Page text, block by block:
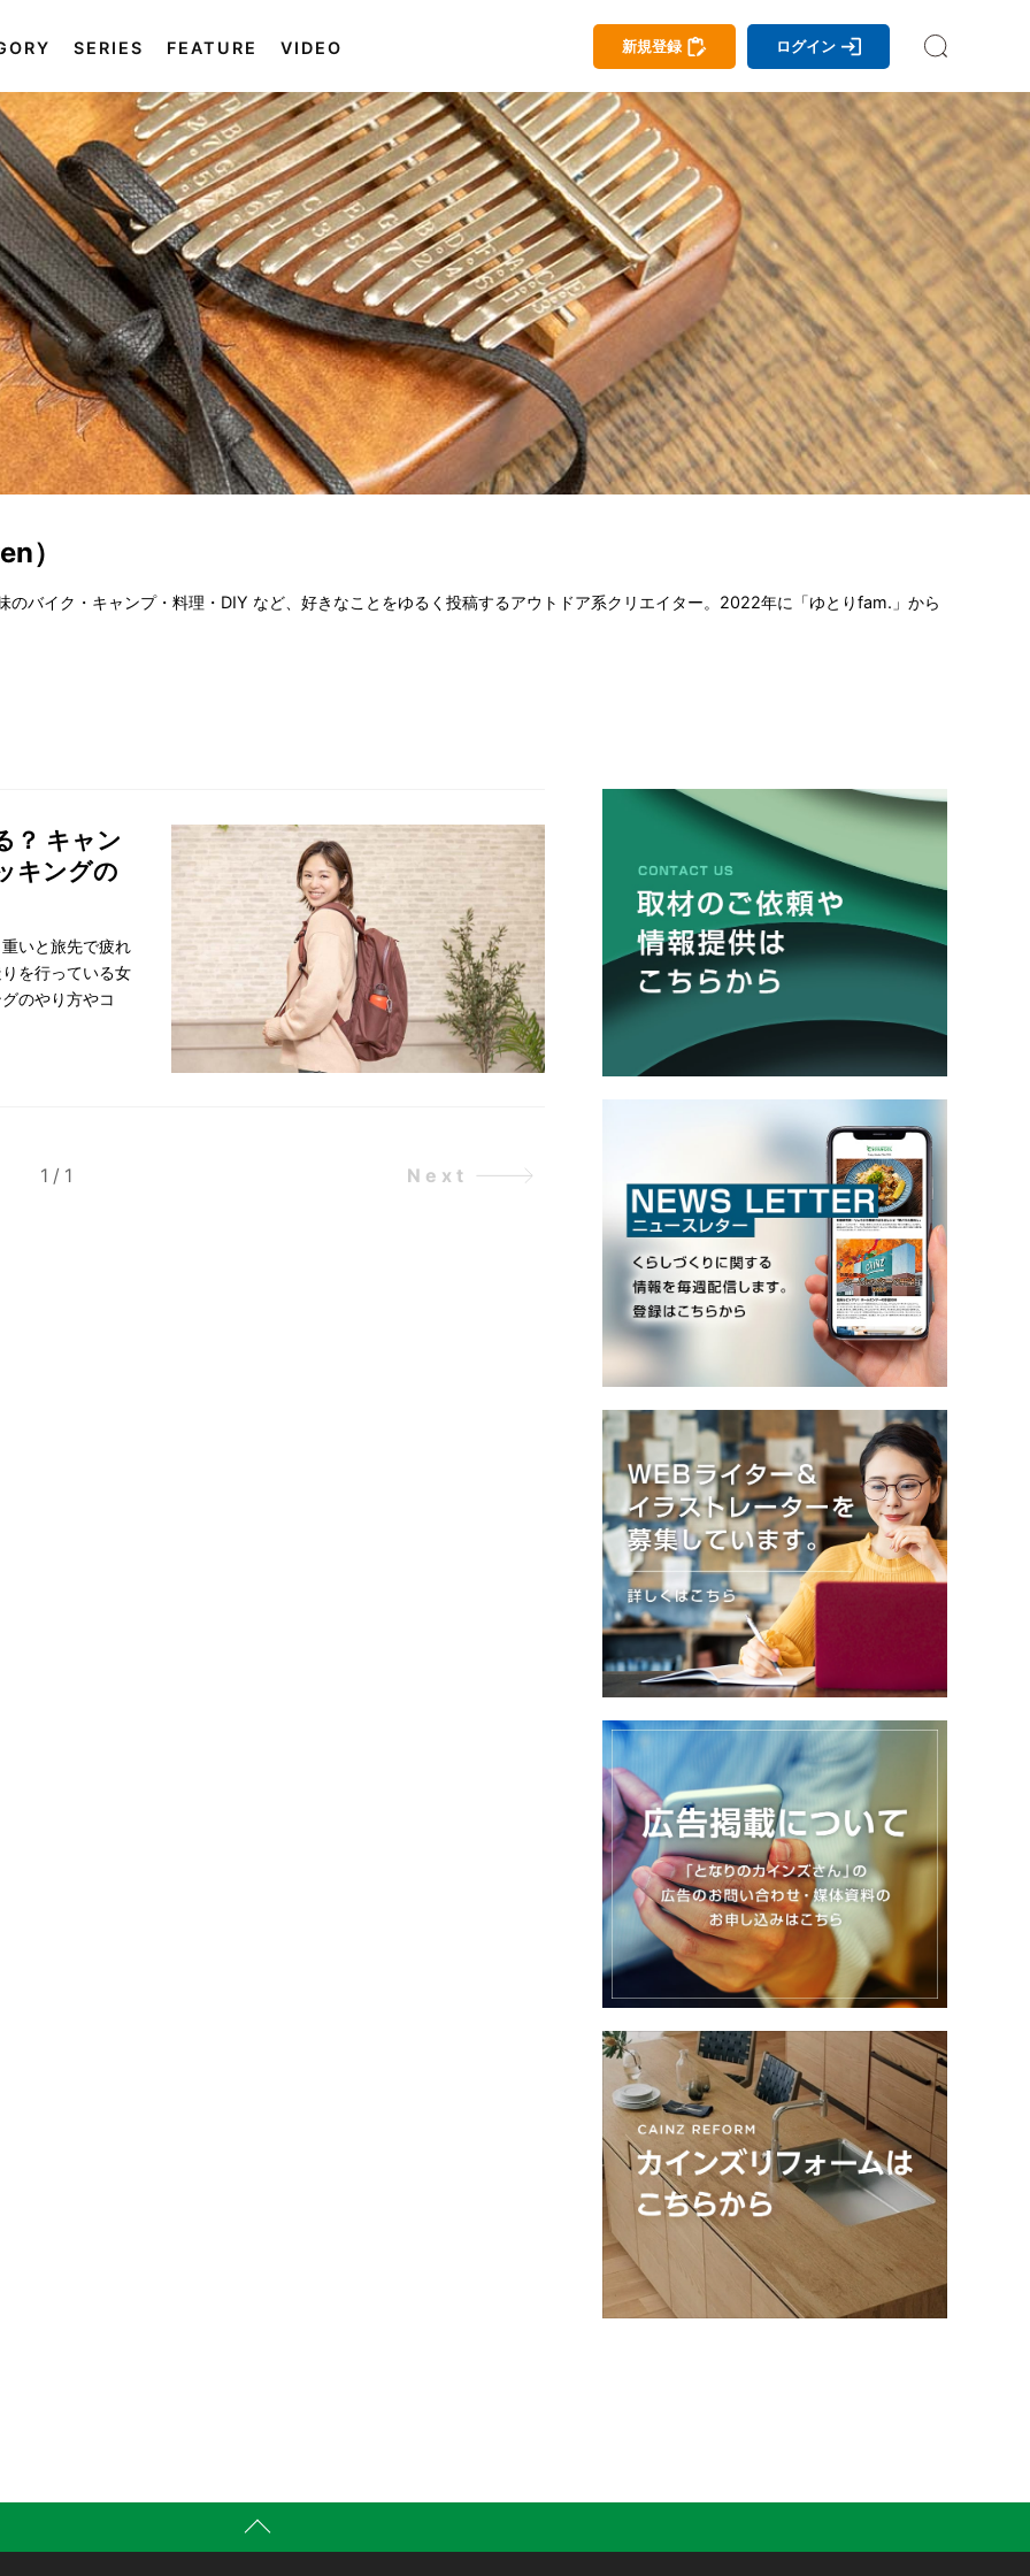
SERIES FEATURE VIDEO 新規登録 ログイン
）
のバイク・キャンプ・料理・DIY など、好きなことをゆるく投稿するアウトドア系クリエイター。2022年に「ゆとりfam.」から
？ キャン
キングの
いと旅先で疲れ
を行っている女
のやり方やコ
1 / 1 Next